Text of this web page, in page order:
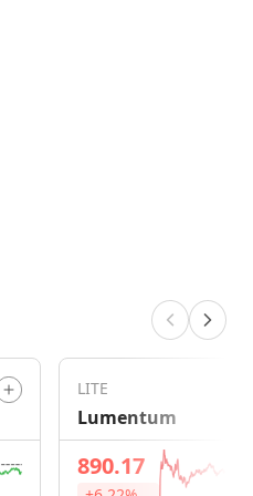
LITE
Lumentum
890.17